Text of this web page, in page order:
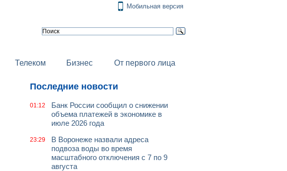
Мобильная версия
Телеком Бизнес От первого лица
Последние новости
01:12
Банк России сообщил о снижении
объема платежей в экономике в
июле 2026 года
23:29
В Воронеже назвали адреса
подвоза воды во время
масштабного отключения с 7 по 9
августа